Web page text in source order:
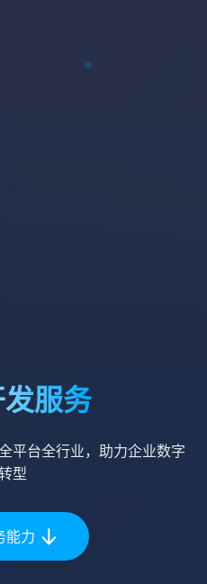
服务
平台全行业，助力企业数字
型
能力